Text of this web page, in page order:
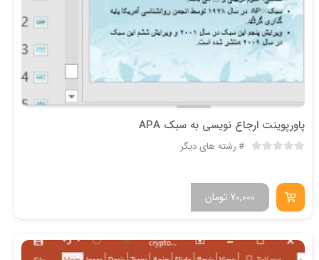
پاورپوینت ارجاع نویسی به سبک APA
رشته های دیگر
تومان 70,000